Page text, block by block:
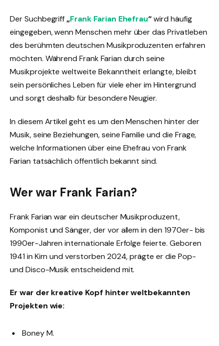
Der Suchbegriff„Frank Farian Ehefrau“wird häufig
eingegeben, wenn Menschen mehr über das Privatleben
des berühmten deutschen Musikproduzenten erfahren
möchten. Während Frank Farian durch seine
Musikprojekte weltweite Bekanntheit erlangte, bleibt
sein persönliches Leben für viele eher im Hintergrund
und sorgt deshalb für besondere Neugier.
In diesem Artikel geht es um den Menschen hinter der
Musik, seine Beziehungen, seine Familie und die Frage,
welche Informationen über eine Ehefrau von Frank
Farian tatsächlich öffentlich bekannt sind.
Wer war Frank Farian?
Frank Farian war ein deutscher Musikproduzent,
Komponist und Sänger, der vor allem in den 1970er- bis
1990er-Jahren internationale Erfolge feierte. Geboren
1941 in Kirn und verstorben 2024, prägte er die Pop-
und Disco-Musik entscheidend mit.
Er war der kreative Kopf hinter weltbekannten
Projekten wie:
Boney M.